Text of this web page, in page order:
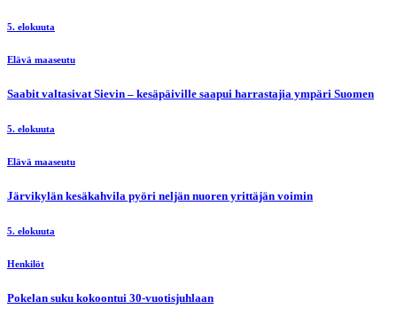
5. elokuuta
Elävä maaseutu
Saabit valtasivat Sievin – kesäpäiville saapui harrastajia ympäri Suomen
5. elokuuta
Elävä maaseutu
Järvikylän kesäkahvila pyöri neljän nuoren yrittäjän voimin
5. elokuuta
Henkilöt
Pokelan suku kokoontui 30-vuotisjuhlaan